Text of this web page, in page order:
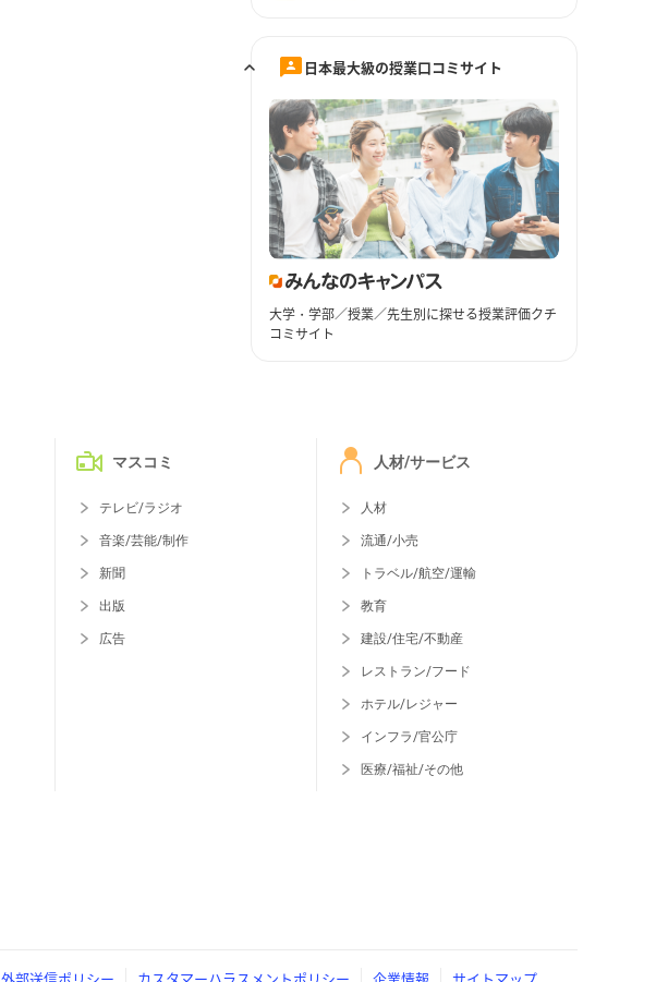
日本最大級の授業口コミサイト
大学・学部／授業／先生別に探せる授業評価クチ
コミサイト
マスコミ
テレビ/ラジオ
音楽/芸能/制作
新聞
出版
広告
人材/サービス
人材
流通/小売
トラベル/航空/運輸
教育
建設/住宅/不動産
レストラン/フード
ホテル/レジャー
インフラ/官公庁
医療/福祉/その他